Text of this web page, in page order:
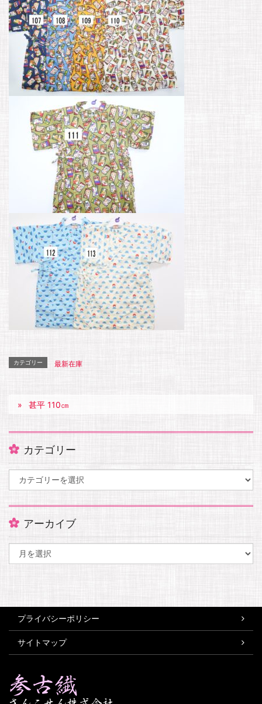
カテゴリー 最新在庫
甚平 110㎝
カテゴリー
アーカイブ
プライバシーポリシー
サイトマップ